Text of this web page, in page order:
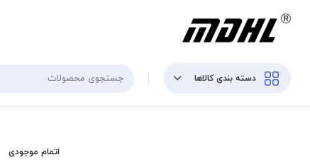
دسته بندی کالاها
اتمام موجودی